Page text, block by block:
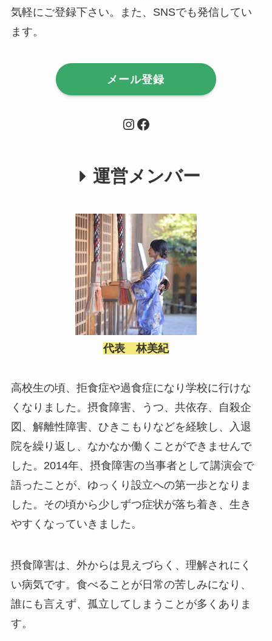
気軽にご登録下さい。また、SNSでも発信してい
ます。
メール登録
Instagram
Facebook
運営メンバー
代表 林美紀
高校生の頃、拒食症や過食症になり学校に行けな
くなりました。摂食障害、うつ、共依存、自殺企
図、解離性障害、ひきこもりなどを経験し、入退
院を繰り返し、なかなか働くことができませんで
した。2014年、摂食障害の当事者として講演会で
語ったことが、ゆっくり設立への第一歩となりま
した。その頃から少しずつ症状が落ち着き、生き
やすくなっていきました。
摂食障害は、外からは見えづらく、理解されにく
い病気です。食べることが日常の苦しみになり、
誰にも言えず、孤立してしまうことが多くありま
す。